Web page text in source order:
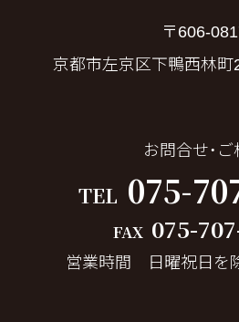
〒606-
京都市左京区下鴨西林町
お問合せ・ご
TEL 075-
FAX 075-
営業時間 日曜祝日を